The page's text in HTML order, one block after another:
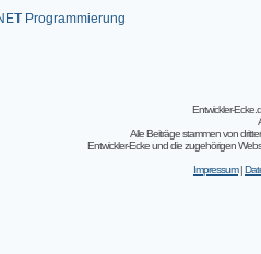
Programmierung
Entwickler-
Alle Beiträge stammen von
Entwickler-Ecke und die zugehörigen
Impressum|